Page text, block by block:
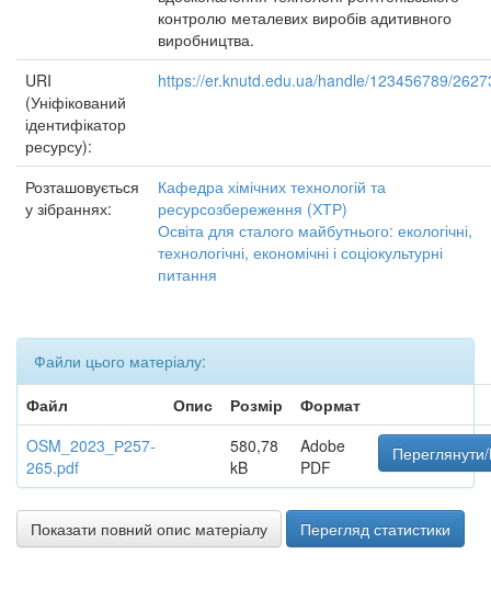
контролю металевих виробів адитивного
виробництва.
URI
(Уніфікований
ідентифікатор
ресурсу):
https://er.knutd.edu.ua/handle/123456789/
Розташовується
у зібраннях:
Кафедра хімічних технологій та
ресурсозбереження (ХТР)
Освіта для сталого майбутнього: екологічні,
технологічні, економічні і соціокультурні
питання
Файли цього матеріалу:
Файл
Опис Розмір
Формат
OSM_2023_Р257-
265.pdf
580,78
kB
Adobe
PDF
Переглянути/
Показати повний опис матеріалу Перегляд статистики